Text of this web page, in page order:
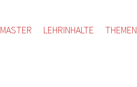
MASTER LEHRINHALTE THEMEN